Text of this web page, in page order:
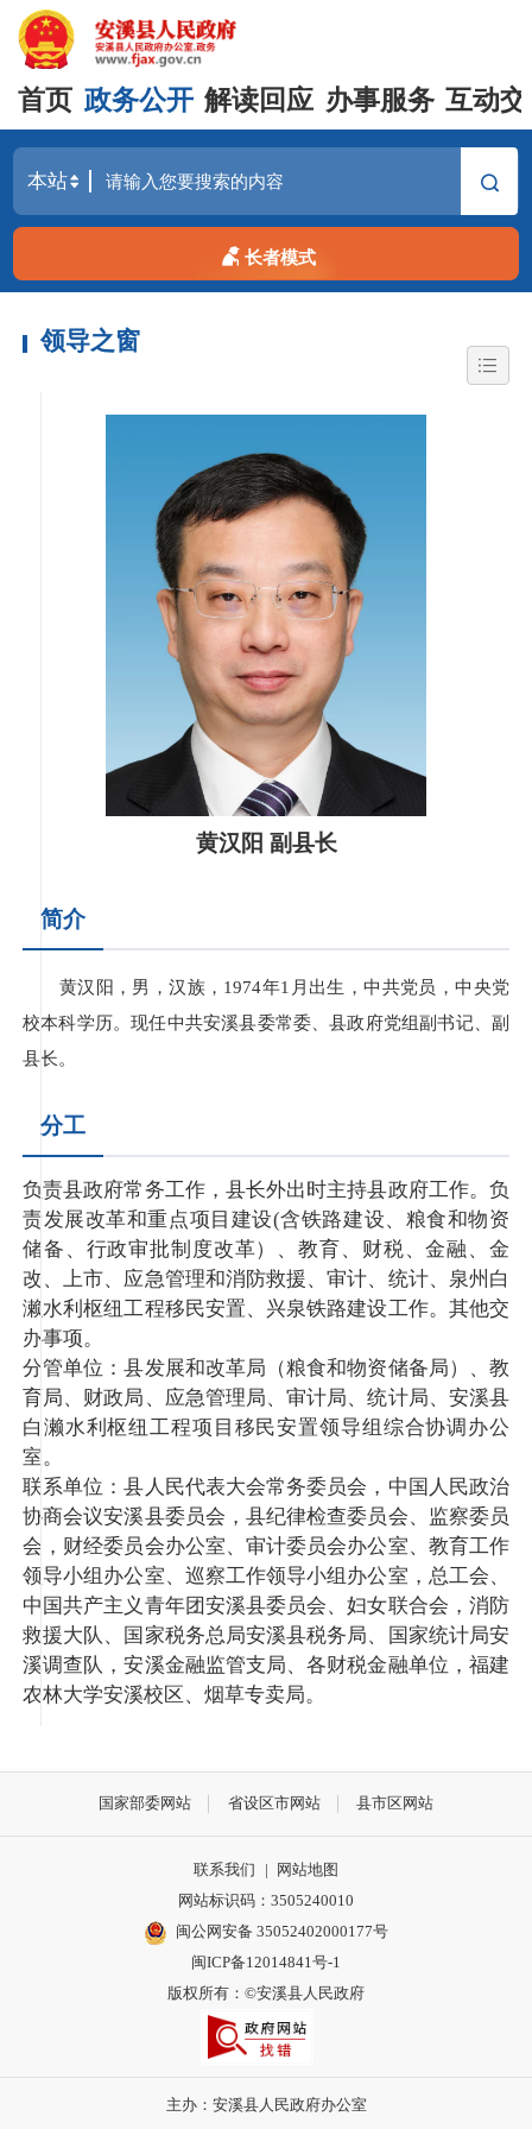
首页 政务公开 解读回应 办事服务 互动
长者模式
领导之窗
黄汉阳 副县长
简介
黄汉阳，男，汉族，1974年1月出生，中共党员，中央党
校本科学历。现任中共安溪县委常委、县政府党组副书记、副
县长。
分工
负责县政府常务工作，县长外出时主持县政府工作。负
责发展改革和重点项目建设(含铁路建设、粮食和物资
储备、行政审批制度改革）、教育、财税、金融、金
改、上市、应急管理和消防救援、审计、统计、泉州白
濑水利枢纽工程移民安置、兴泉铁路建设工作。其他交
办事项。
分管单位：县发展和改革局（粮食和物资储备局）、教
育局、财政局、应急管理局、审计局、统计局、安溪县
白濑水利枢纽工程项目移民安置领导组综合协调办公
室。
联系单位：县人民代表大会常务委员会，中国人民政治
协商会议安溪县委员会，县纪律检查委员会、监察委员
会，财经委员会办公室、审计委员会办公室、教育工作
领导小组办公室、巡察工作领导小组办公室，总工会、
中国共产主义青年团安溪县委员会、妇女联合会，消防
救援大队、国家税务总局安溪县税务局、国家统计局安
溪调查队，安溪金融监管支局、各财税金融单位，福建
农林大学安溪校区、烟草专卖局。
国家部委网站 省设区市网站 县市区网站
联系我们 |
网站地图
网站标识码：3505240010
闽公网安备 35052402000177号
闽ICP备12014841号-1
版权所有：©安溪县人民政府
主办：安溪县人民政府办公室